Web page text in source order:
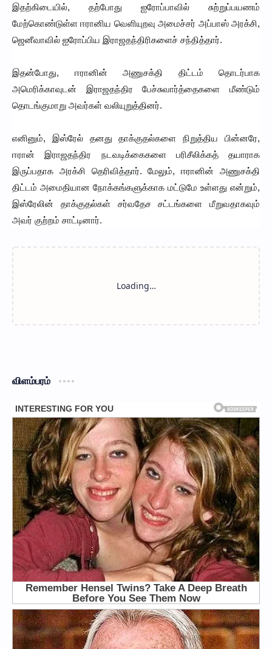
இதற்கிடையில், தற்போது ஐரோப்பாவில் சுற்றுப்பயணம்
மேற்கொண்டுள்ள ஈரானிய வெளியுறவு அமைச்சர் அப்பாஸ் அரக்சி,
ஜெனீவாவில் ஐரோப்பிய இராஜதந்திரிகளைச் சந்தித்தார்.
இதன்போது, ஈரானின் அணுசக்தி திட்டம் தொடர்பாக
அமெரிக்காவுடன் இராஜதந்திர பேச்சுவார்த்தைகளை மீண்டும்
தொடங்குமாறு அவர்கள் வலியுறுத்தினர்.
எனினும், இஸ்ரேல் தனது தாக்குதல்களை நிறுத்திய பின்னரே,
ஈரான் இராஜதந்திர நடவடிக்கைகளை பரிசீலிக்கத் தயாராக
இருப்பதாக அரக்சி தெரிவித்தார். மேலும், ஈரானின் அணுசக்தி
திட்டம் அமைதியான நோக்கங்களுக்காக மட்டுமே உள்ளது என்றும்,
இஸ்ரேலின் தாக்குதல்கள் சர்வதேச சட்டங்களை மீறுவதாகவும்
அவர் குற்றம் சாட்டினார்.
விளம்பரம்